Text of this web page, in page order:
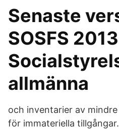
Senaste
SOSFS
allmänna
och inventarier av
för immateriella